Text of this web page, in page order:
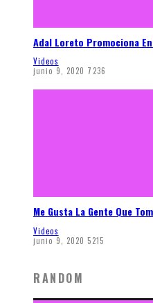
Adal Loreto Promociona
Videos
junio 9, 2020 7236
Me Gusta La Gente Que
Videos
junio 9, 2020 5215
RANDOM